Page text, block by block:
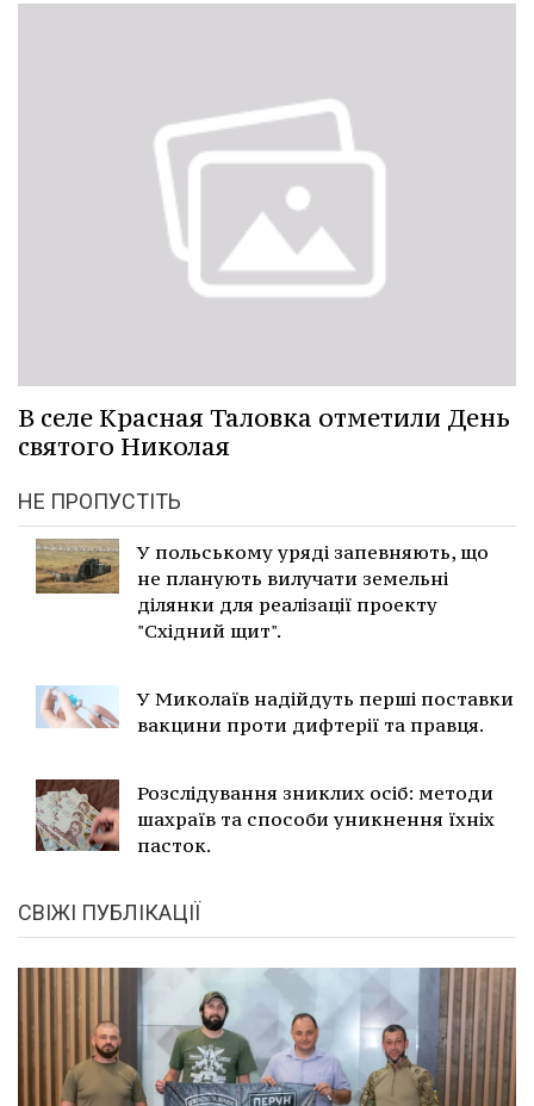
В селе Красная Таловка отметили День
святого Николая
НЕ ПРОПУСТІТЬ
У польському уряді запевняють, що
не планують вилучати земельні
ділянки для реалізації проекту
"Східний щит".
У Миколаїв надійдуть перші поставки
вакцини проти дифтерії та правця.
Розслідування зниклих осіб: методи
шахраїв та способи уникнення їхніх
пасток.
СВІЖІ ПУБЛІКАЦІЇ